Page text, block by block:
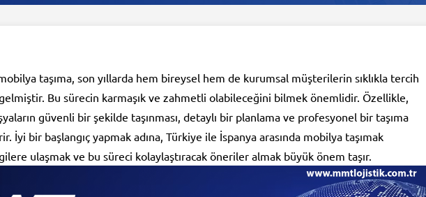
taşıma, son yıllarda hem bireysel hem de kurumsal müşterilerin sıklıkla tercih
Bu sürecin karmaşık ve zahmetli olabileceğini bilmek önemlidir. Özellikle,
güvenli bir şekilde taşınması, detaylı bir planlama ve profesyonel bir taşıma
İyi bir başlangıç yapmak adına, Türkiye ile İspanya arasında mobilya taşımak
ulaşmak ve bu süreci kolaylaştıracak öneriler almak büyük önem taşır.